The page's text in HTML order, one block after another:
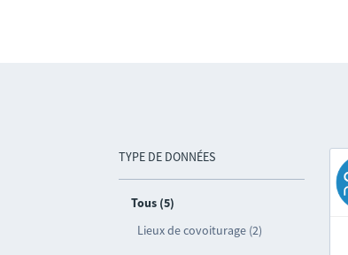
TYPE DE DONNÉES
Tous (5)
Lieux de covoiturage (2)